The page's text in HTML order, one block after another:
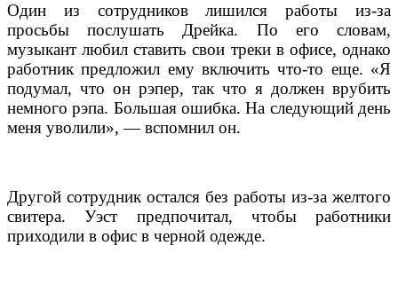
Один из сотрудников лишился работы из-за
просьбы послушать Дрейка. По его словам,
музыкант любил ставить свои треки в офисе, однако
работник предложил ему включить что-то еще. «Я
подумал, что он рэпер, так что я должен врубить
немного рэпа. Большая ошибка. На следующий день
меня уволили», — вспомнил он.
Другой сотрудник остался без работы из-за желтого
свитера. Уэст предпочитал, чтобы работники
приходили в офис в черной одежде.